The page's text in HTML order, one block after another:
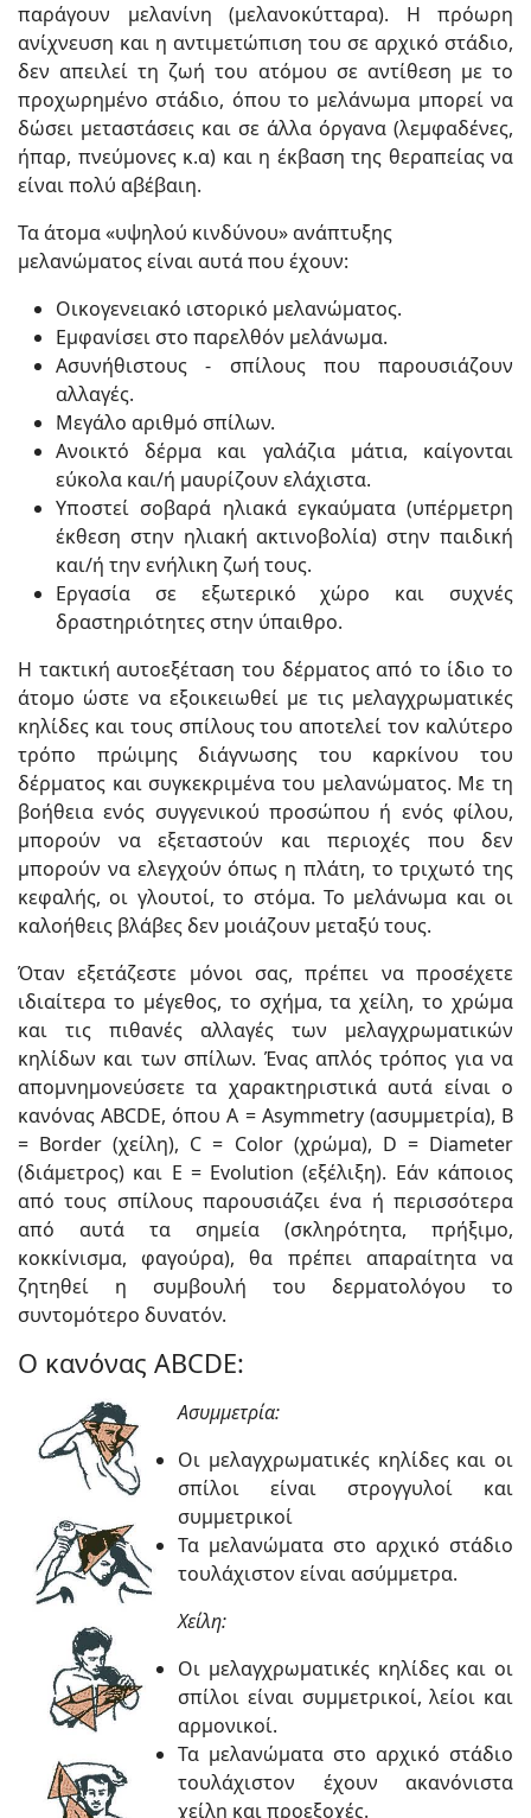
παράγουν μελανίνη (μελανοκύτταρα). Η πρόωρη
ανίχνευση και η αντιμετώπιση του σε αρχικό στάδιο,
δεν απειλεί τη ζωή του ατόμου σε αντίθεση με το
προχωρημένο στάδιο, όπου το μελάνωμα μπορεί να
δώσει μεταστάσεις και σε άλλα όργανα (λεμφαδένες,
ήπαρ, πνεύμονες κ.α) και η έκβαση της θεραπείας να
είναι πολύ αβέβαιη.
Τα άτομα «υψηλού κινδύνου» ανάπτυξης
μελανώματος είναι αυτά που έχουν:
Οικογενειακό ιστορικό μελανώματος.
Εμφανίσει στο παρελθόν μελάνωμα.
Ασυνήθιστους - σπίλους που παρουσιάζουν
αλλαγές.
Μεγάλο αριθμό σπίλων.
Ανοικτό δέρμα και γαλάζια μάτια, καίγονται
εύκολα και/ή μαυρίζουν ελάχιστα.
Υποστεί σοβαρά ηλιακά εγκαύματα (υπέρμετρη
έκθεση στην ηλιακή ακτινοβολία) στην παιδική
και/ή την ενήλικη ζωή τους.
Εργασία σε εξωτερικό χώρο και συχνές
δραστηριότητες στην ύπαιθρο.
Η τακτική αυτοεξέταση του δέρματος από το ίδιο το
άτομο ώστε να εξοικειωθεί με τις μελαγχρωματικές
κηλίδες και τους σπίλους του αποτελεί τον καλύτερο
τρόπο πρώιμης διάγνωσης του καρκίνου του
δέρματος και συγκεκριμένα του μελανώματος. Με τη
βοήθεια ενός συγγενικού προσώπου ή ενός φίλου,
μπορούν να εξεταστούν και περιοχές που δεν
μπορούν να ελεγχούν όπως η πλάτη, το τριχωτό της
κεφαλής, οι γλουτοί, το στόμα. Το μελάνωμα και οι
καλοήθεις βλάβες δεν μοιάζουν μεταξύ τους.
Όταν εξετάζεστε μόνοι σας, πρέπει να προσέχετε
ιδιαίτερα το μέγεθος, το σχήμα, τα χείλη, το χρώμα
και τις πιθανές αλλαγές των μελαγχρωματικών
κηλίδων και των σπίλων. Ένας απλός τρόπος για να
απομνημονεύσετε τα χαρακτηριστικά αυτά είναι ο
κανόνας ABCDE, όπου Α = Asymmetry (ασυμμετρία), B
= Border (χείλη), C = Color (χρώμα), D = Diameter
(διάμετρος) και Ε = Evolution (εξέλιξη). Εάν κάποιος
από τους σπίλους παρουσιάζει ένα ή περισσότερα
από αυτά τα σημεία (σκληρότητα, πρήξιμο,
κοκκίνισμα, φαγούρα), θα πρέπει απαραίτητα να
ζητηθεί η συμβουλή του δερματολόγου το
συντομότερο δυνατόν.
Ο κανόνας ABCDE:
Ασυμμετρία:
Οι μελαγχρωματικές κηλίδες και οι
σπίλοι είναι στρογγυλοί και
συμμετρικοί
Τα μελανώματα στο αρχικό στάδιο
τουλάχιστον είναι ασύμμετρα.
Χείλη:
Οι μελαγχρωματικές κηλίδες και οι
σπίλοι είναι συμμετρικοί, λείοι και
αρμονικοί.
Τα μελανώματα στο αρχικό στάδιο
τουλάχιστον έχουν ακανόνιστα
χείλη και προεξοχές.